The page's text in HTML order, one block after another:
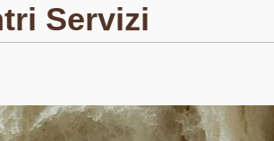
Servizi